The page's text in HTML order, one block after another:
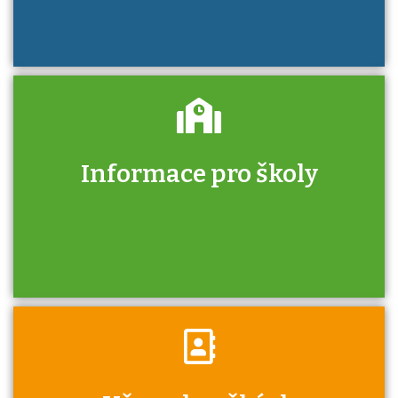
Informace pro školy
Zjistěte, jak se přihlásit ke zkoušce a kde